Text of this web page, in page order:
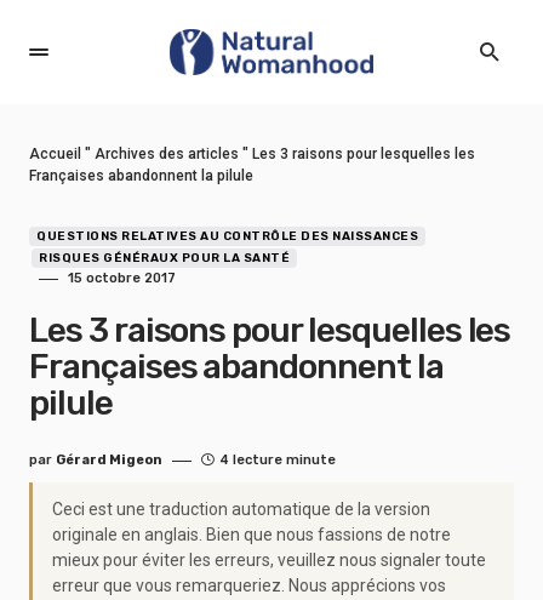
Accueil " Archives des articles " Les 3 raisons pour lesquelles les
Françaises abandonnent la pilule
QUESTIONS RELATIVES AU CONTRÔLE DES NAISSANCES
RISQUES GÉNÉRAUX POUR LA SANTÉ
15 octobre 2017
Les 3 raisons pour lesquelles les
Françaises abandonnent la
pilule
par Gérard Migeon 4 lecture minute
Ceci est une traduction automatique de la version
originale en anglais. Bien que nous fassions de notre
mieux pour éviter les erreurs, veuillez nous signaler toute
erreur que vous remarqueriez. Nous apprécions vos